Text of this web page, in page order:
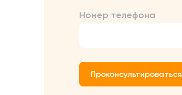
Номер телефона
Проконсультироваться